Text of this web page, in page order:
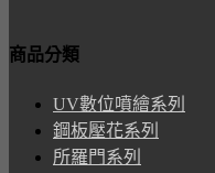
商品分類
UV數位噴繪系列
鋼板壓花系列
所羅門系列